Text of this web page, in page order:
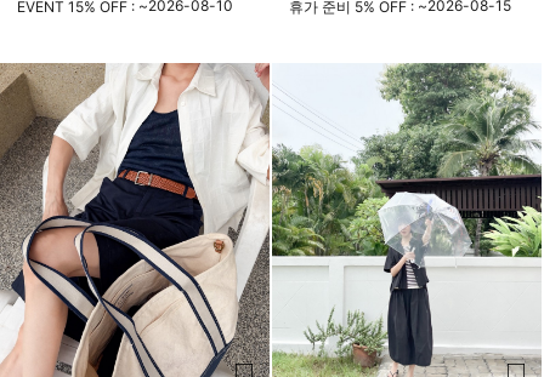
EVENT 15% OFF : ~2026-08-10
휴가 준비 5% OFF : ~2026-08-15